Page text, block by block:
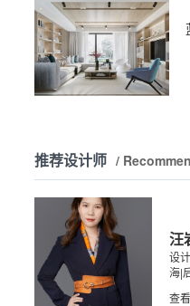
推荐设计师 /
汪
设
海|
查